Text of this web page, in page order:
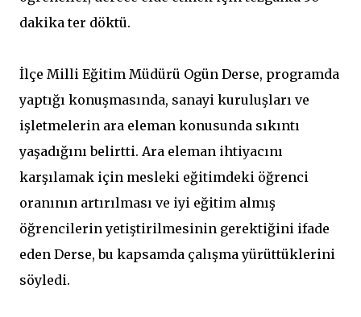
dakika ter döktü.
İlçe Milli Eğitim Müdürü Ogün Derse, programda
yaptığı konuşmasında, sanayi kuruluşları ve
işletmelerin ara eleman konusunda sıkıntı
yaşadığını belirtti. Ara eleman ihtiyacını
karşılamak için mesleki eğitimdeki öğrenci
oranının artırılması ve iyi eğitim almış
öğrencilerin yetiştirilmesinin gerektiğini ifade
eden Derse, bu kapsamda çalışma yürüttüklerini
söyledi.